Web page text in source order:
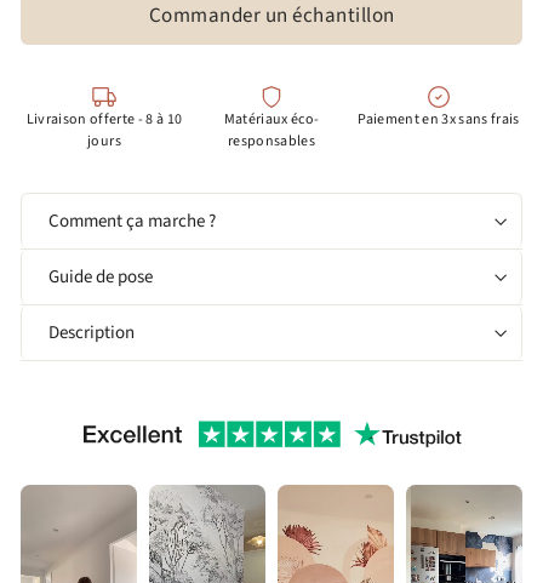
Commander un échantillon
Livraison offerte - 8 à 10
jours
Matériaux éco-
responsables
Paiement en 3x sans frais
Comment ça marche ?
Guide de pose
Description